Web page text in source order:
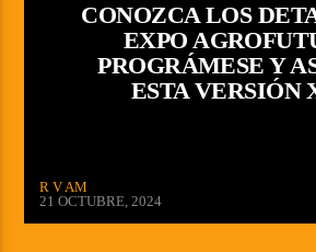
CONOZCA LOS
EXPO
PROGRÁMESE Y
ESTA VERSIÓN
R V AM
21 OCTUBRE, 2024